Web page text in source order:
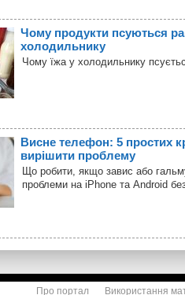
Чому продукти псуються
холодильнику
Чому їжа у холодильнику
Висне телефон: 5 простих
вирішити проблему
Що робити, якщо завис або
проблеми на iPhone та Android
Про портал Використання